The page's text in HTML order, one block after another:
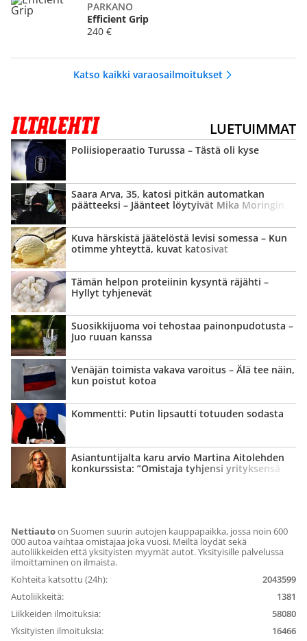
PARKANO
Efficient Grip
240 €
Katso kaikki varaosailmoitukset
LUETUIMMAT
Poliisi­operaatio Turussa – Tästä oli kyse
Saara Arva, 35, katosi pitkän automatkan
päätteeksi – Jäänteet löytyivät Mika Moringin
Kuva härskistä jäätelöstä levisi somessa – Kun
otimme yhteyttä, kuvat katosivat
Tämän helpon proteiinin kysyntä räjähti –
Hyllyt tyhjenevät
Suosikkijuoma voi tehostaa painon­pudotusta –
Juo ruuan kanssa
Venäjän toimista vakava varoitus – Älä tee näin,
kun poistut kotoa
Kommentti: Putin lipsautti totuuden sodasta
Asian­tuntijalta karu arvio Martina Aitolehden
konkurssista: ”Omistaja tyhjensi yrityksensä
Nettiautoon Suomen suurin autojen kauppapaikka, jossa noin 600
000 autoa vaihtaa omistajaa joka vuosi. Meiltä löydät sekä
autoliikkeiden että yksityisten myymät autot. Yksityisille palvelussa
ilmoittaminen on ilmaista.
Kohteita katsottu (24h):
2043599
Autoliikkeitä:
1381
Liikkeiden ilmoituksia:
58080
Yksityisten ilmoituksia:
16466